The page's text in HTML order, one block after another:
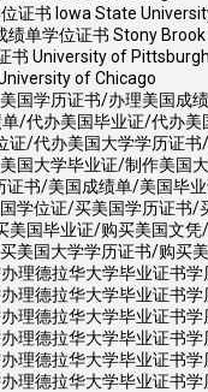
证书 Iowa State
单学位证书 Stony Brook
书 University of Pittsburgh
of Chicago
国学历证书/办理美国
/代办美国毕业证/代办
/代办美国大学学历证
大学毕业证/制作美
书/美国成绩单/美国
学位证/买美国学历证
国毕业证/购买美国文
国大学学历证书/购买
理德拉华大学毕业证
理德拉华大学毕业证
理德拉华大学毕业证
理德拉华大学毕业证
理德拉华大学毕业证
理德拉华大学毕业证